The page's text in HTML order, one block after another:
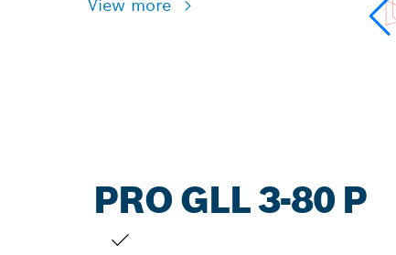
View more
PRO GLL 3-80 P